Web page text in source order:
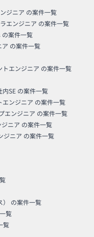
ジニア の案件一覧
エンジニア の案件一覧
の案件一覧
ア の案件一覧
トエンジニア の案件一覧
内SE の案件一覧
エンジニア の案件一覧
エンジニア の案件一覧
ジニア の案件一覧
ジニア の案件一覧
の案件一覧
覧
覧